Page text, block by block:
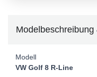
Modelbeschreibung
Modell
VW Golf 8 R-Line